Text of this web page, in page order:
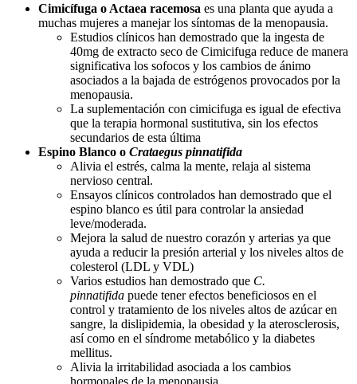
Cimicífuga o Actaea racemosa es una planta que ayuda a
muchas mujeres a manejar los síntomas de la menopausia.
Estudios clínicos han demostrado que la ingesta de
40mg de extracto seco de Cimicifuga reduce de manera
significativa los sofocos y los cambios de ánimo
asociados a la bajada de estrógenos provocados por la
menopausia.
La suplementación con cimicifuga es igual de efectiva
que la terapia hormonal sustitutiva, sin los efectos
secundarios de esta última
Espino Blanco o Crataegus pinnatifida
Alivia el estrés, calma la mente, relaja al sistema
nervioso central.
Ensayos clínicos controlados han demostrado que el
espino blanco es útil para controlar la ansiedad
leve/moderada.
Mejora la salud de nuestro corazón y arterias ya que
ayuda a reducir la presión arterial y los niveles altos de
colesterol (LDL y VDL)
Varios estudios han demostrado que C.
pinnatifida puede tener efectos beneficiosos en el
control y tratamiento de los niveles altos de azúcar en
sangre, la dislipidemia, la obesidad y la aterosclerosis,
así como en el síndrome metabólico y la diabetes
mellitus.
Alivia la irritabilidad asociada a los cambios
hormonales de la menopausia.